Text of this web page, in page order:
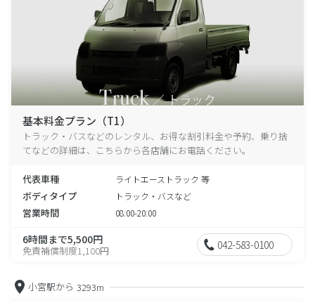
基本料金プラン（T1）
トラック・バスなどのレンタル、お得な割引料金や予約、乗り捨
てなどの詳細は、こちらから各店舗にお電話ください。
代表車種 ライトエーストラック 等
ボディタイプ トラック・バスなど
営業時間 08:00-20:00
6時間まで5,500円
免責補償制度1,100円 042-583-0100
小宮駅から 3293m